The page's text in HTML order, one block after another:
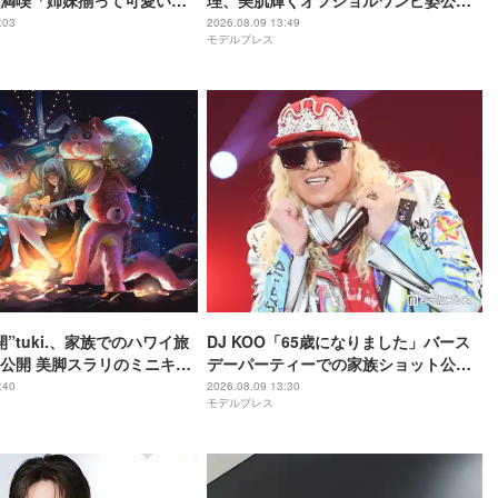
「色白で眩しい」「デコルテ綺麗」と
反響
2026.08.09 13:49
モデルプレス
”tuki.、家族でのハワイ旅
開 美脚スラリのミニキャ
「スタイル良すぎる」
DJ KOO「65歳になりました」バース
デーパーティーでの家族ショット公開
「豪華で素敵なお祝い」「プレゼント
もセンス抜群」の声
2026.08.09 13:30
モデルプレス